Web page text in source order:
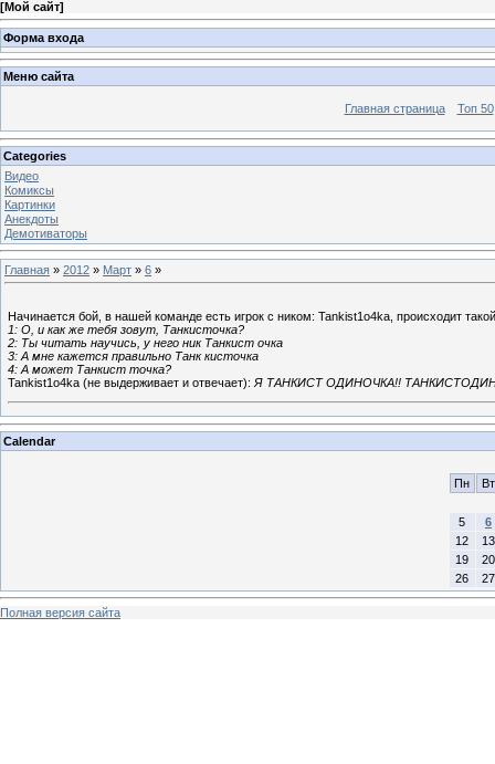
[Мой сайт]
Форма входа
Меню сайта
Главная страница Топ 50
Categories
Видео
Комиксы
Картинки
Анекдоты
Демотиваторы
Главная » 2012 » Март » 6 »
Начинается бой, в нашей команде есть игрок с ником: Tankist1o4ka, происходит
1: О, и как же тебя зовут, Танкисточка?
2: Ты читать научись, у него ник Танкист очка
3: А мне кажется правильно Танк кисточка
4: А может Танкист точка?
Tankist1o4ka (не выдерживает и отвечает): Я ТАНКИСТ ОДИНОЧКА!!
Calendar
Пн Вт
5
6
12
13
19
20
26
27
Полная версия сайта